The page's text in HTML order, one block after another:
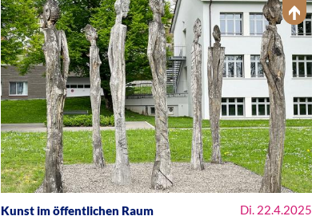
Kunst im öffentlichen Raum Di. 22.4.2025